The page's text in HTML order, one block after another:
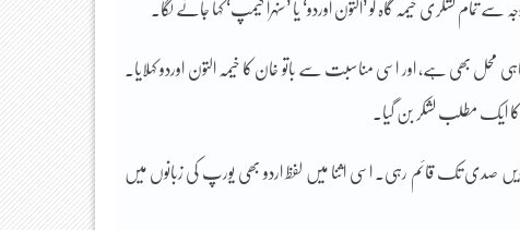
لشکری خیمہ گاہ کو ’التون اوردو‘ یا ’سنہرا کیمپ‘ کہا جانے لگا۔
محل بھی ہے، اور اسی مناسبت سے باتو خان کا خیمہ التون اوردو کہلایا۔
کا ایک مطلب لشکر بن گیا۔
پندرھویں صدی تک قائم رہی۔ اسی اثنا میں لفظ اردو بھی یورپ کی زبانوں میں